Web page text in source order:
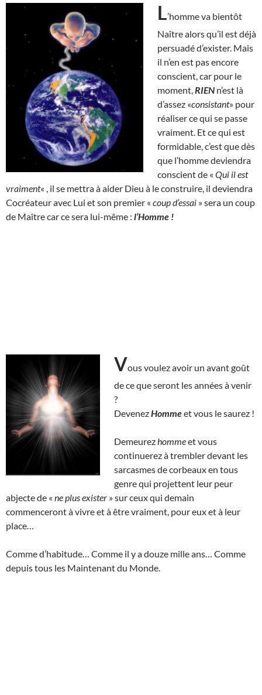
L’homme va bientôt
Naître alors qu’il est déjà
persuadé d’exister. Mais
il n’en est pas encore
conscient, car pour le
moment, RIEN n’est là
d’assez «consistant» pour
réaliser ce qui se passe
vraiment. Et ce qui est
formidable, c’est que dès
que l’homme deviendra
conscient de « Qui il est
vraiment« , il se mettra à aider Dieu à le construire, il deviendra
Cocréateur avec Lui et son premier « coup d’essai » sera un coup
de Maître car ce sera lui-même : l’Homme !
Vous voulez avoir un avant goût
de ce que seront les années à venir
?
DevenezHommeet vous le saurez !
Demeurez hommeet vous
continuerez à trembler devant les
sarcasmes de corbeaux en tous
genre qui projettent leur peur
abjecte de « ne plus exister » sur ceux qui demain
commenceront à vivre et à être vraiment, pour eux et à leur
place…
Comme d’habitude… Comme il y a douze mille ans… Comme
depuis tous les Maintenant du Monde.